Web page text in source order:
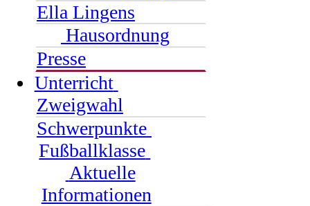
Ella Lingens
Hausordnung
Presse
Unterricht
Zweigwahl
Schwerpunkte
Fußballklasse
Aktuelle
Informationen